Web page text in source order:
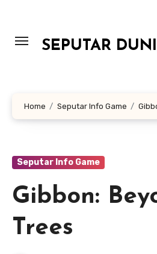
konten
SEPUTAR
Home Seputar Info Game
Seputar Info Game
Gibbon:
Trees